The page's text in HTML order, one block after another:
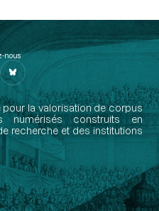
nous
la valorisation de corpus
numérisés construits en
recherche et des institutions